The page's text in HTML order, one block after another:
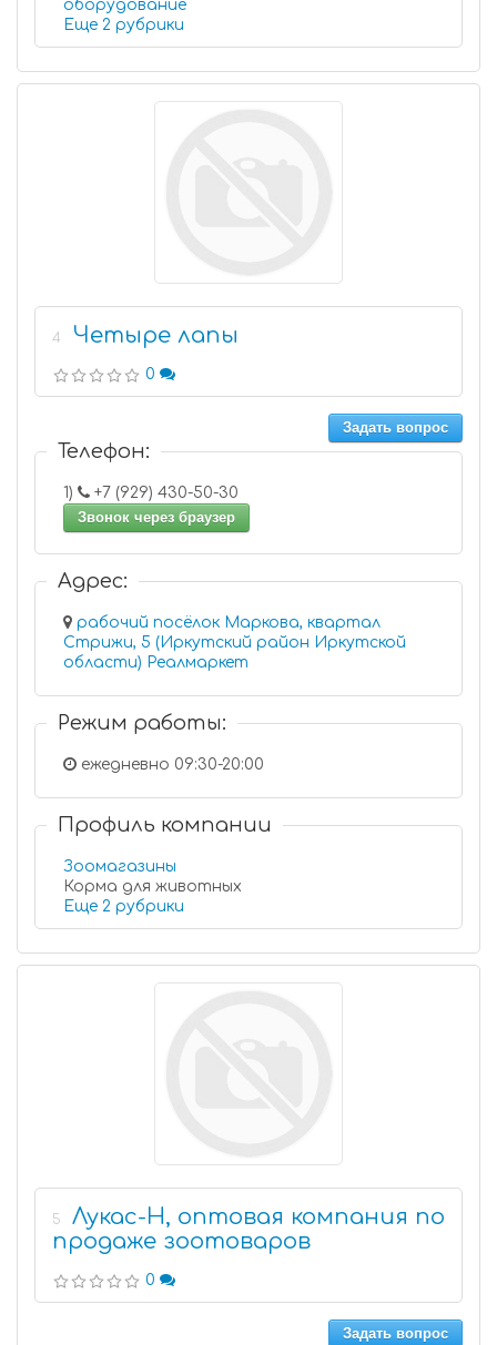
оборудование
Еще 2 рубрики
4 Четыре лапы
0
Задать вопрос
Телефон:
1)
+7 (929) 430-50-30
Звонок через браузер
Адрес:
рабочий посёлок Маркова, квартал
Стрижи, 5 (Иркутский район Иркутской
области) Реалмаркет
Режим работы:
ежедневно 09:30-20:00
Профиль компании
Зоомагазины
Корма для животных
Еще 2 рубрики
5
Лукас-Н, оптовая компания по
продаже зоотоваров
0
Задать вопрос